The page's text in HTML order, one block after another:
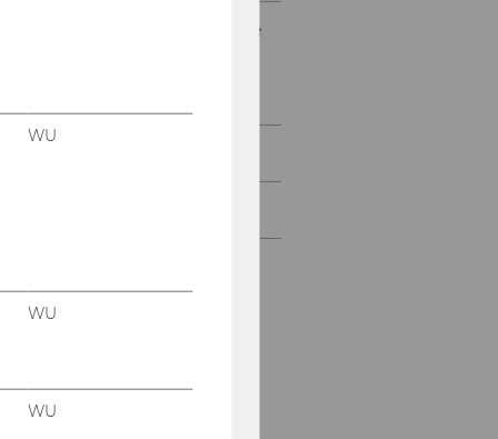
History of the provenance
WU
WU
WU